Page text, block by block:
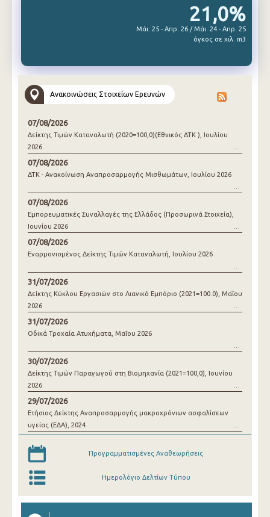
21,0%
Μάι. 25 - Απρ. 26 / Μάι. 24 - Απρ. 25
όγκος σε χιλ. m3
Ανακοινώσεις Στοιχείων Ερευνών
07/08/2026
Δείκτης Τιμών Καταναλωτή (2020=100,0)(Εθνικός ΔΤΚ ), Ιουλίου
2026
07/08/2026
ΔΤΚ - Ανακοίνωση Αναπροσαρμογής Μισθωμάτων, Ιουλίου 2026
07/08/2026
Εμπορευματικές Συναλλαγές της Ελλάδος (Προσωρινά Στοιχεία),
Ιουνίου 2026
07/08/2026
Εναρμονισμένος Δείκτης Τιμών Καταναλωτή, Ιουλίου 2026
31/07/2026
Δείκτης Κύκλου Εργασιών στο Λιανικό Εμπόριο (2021=100.0), Μαΐου
2026
31/07/2026
Οδικά Τροχαία Ατυχήματα, Μαΐου 2026
30/07/2026
Δείκτης Τιμών Παραγωγού στη Βιομηχανία (2021=100,0), Ιουνίου
2026
29/07/2026
Ετήσιος Δείκτης Αναπροσαρμογής μακροχρόνιων ασφαλίσεων
υγείας (ΕΔΑ), 2024
Προγραμματισμένες Αναθεωρήσεις
Ημερολόγιο Δελτίων Τύπου